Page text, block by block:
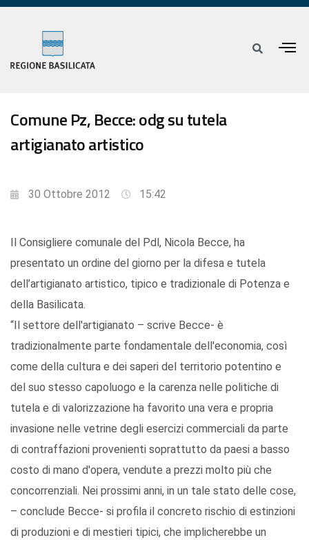
Comune Pz, Becce: odg su tutela
artigianato artistico
30 Ottobre 2012 15:42
Il Consigliere comunale del Pdl, Nicola Becce, ha
presentato un ordine del giorno per la difesa e tutela
dell’artigianato artistico, tipico e tradizionale di Potenza e
della Basilicata.
“Il settore dell'artigianato – scrive Becce- è
tradizionalmente parte fondamentale dell'economia, così
come della cultura e dei saperi del territorio potentino e
del suo stesso capoluogo e la carenza nelle politiche di
tutela e di valorizzazione ha favorito una vera e propria
invasione nelle vetrine degli esercizi commerciali da parte
di contraffazioni provenienti soprattutto da paesi a basso
costo di mano d'opera, vendute a prezzi molto più che
concorrenziali. Nei prossimi anni, in un tale stato delle cose,
– conclude Becce- si profila il concreto rischio di estinzioni
di produzioni e di mestieri tipici, che implicherebbe un